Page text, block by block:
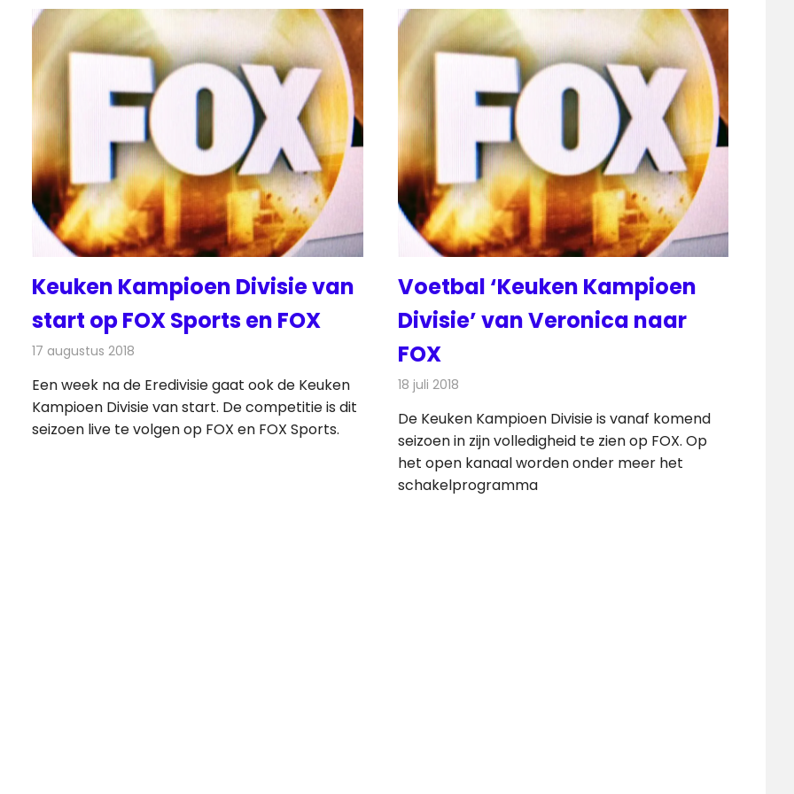
Keuken Kampioen Divisie van
start op FOX Sports en FOX
17 augustus 2018
Een week na de Eredivisie gaat ook de Keuken
Kampioen Divisie van start. De competitie is dit
seizoen live te volgen op FOX en FOX Sports.
Voetbal ‘Keuken Kampioen
Divisie’ van Veronica naar
FOX
18 juli 2018
De Keuken Kampioen Divisie is vanaf komend
seizoen in zijn volledigheid te zien op FOX. Op
het open kanaal worden onder meer het
schakelprogramma